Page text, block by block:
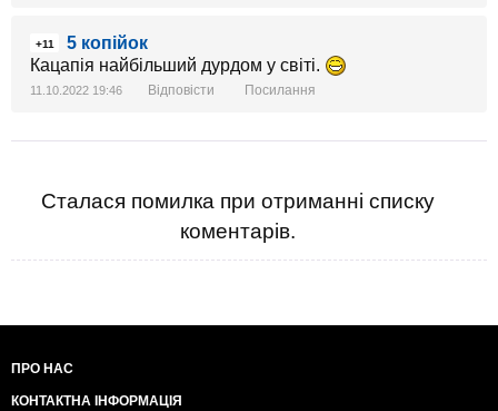
+11
5 копійок
Кацапія найбільший дурдом у світі.
11.10.2022 19:46 Відповісти Посилання
Сталася помилка при отриманні списку
коментарів.
ПРО НАС
КОНТАКТНА ІНФОРМАЦІЯ